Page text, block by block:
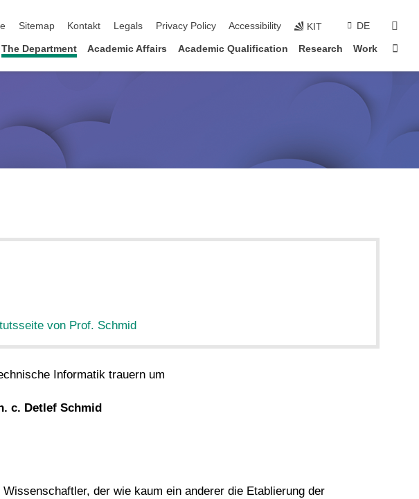
Sitemap Kontakt Legals Privacy Policy Accessibility KIT DE
The Department Academic Affairs Academic Qualification Research Work
von Prof. Schmid
Informatik trauern um
c. Detlef Schmid
der wie kaum ein anderer die Etablierung der